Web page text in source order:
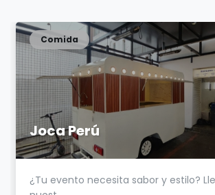
Joca Perú
Comida
¿Tu evento necesita sabor y estilo?